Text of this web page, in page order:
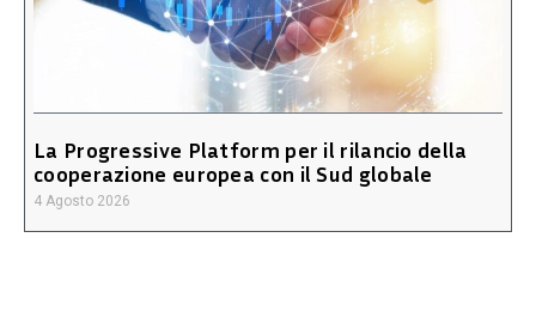
La Progressive Platform per il rilancio della
cooperazione europea con il Sud globale
4 Agosto 2026